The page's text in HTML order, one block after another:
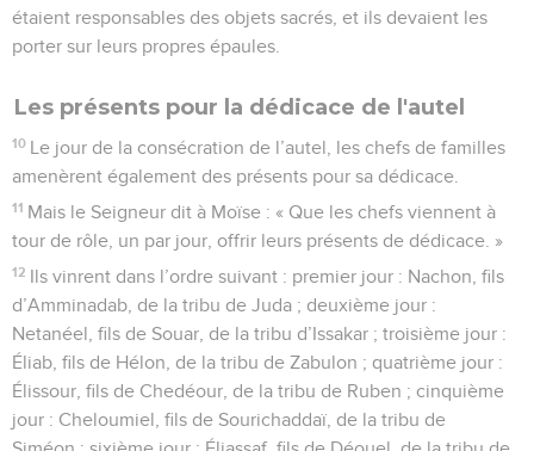
étaient responsables des objets sacrés, et ils devaient les
porter sur leurs propres épaules.
Les présents pour la dédicace de l'autel
10 Le jour de la consécration de l’autel, les chefs de familles
amenèrent également des présents pour sa dédicace.
11 Mais le Seigneur dit à Moïse : « Que les chefs viennent à
tour de rôle, un par jour, offrir leurs présents de dédicace. »
12 Ils vinrent dans l’ordre suivant : premier jour : Nachon, fils
d’Amminadab, de la tribu de Juda ; deuxième jour :
Netanéel, fils de Souar, de la tribu d’Issakar ; troisième jour :
Éliab, fils de Hélon, de la tribu de Zabulon ; quatrième jour :
Élissour, fils de Chedéour, de la tribu de Ruben ; cinquième
jour : Cheloumiel, fils de Sourichaddaï, de la tribu de